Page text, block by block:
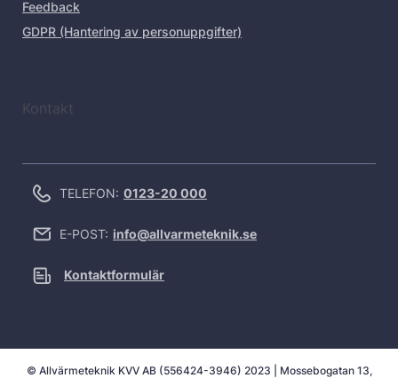
Feedback
GDPR (Hantering av personuppgifter)
Kontakt
TELEFON: 0123-20 000
E-POST: info@allvarmeteknik.se
Kontaktformulär
© Allvärmeteknik KVV AB (556424-3946) 2023 | Mossebogatan 13,